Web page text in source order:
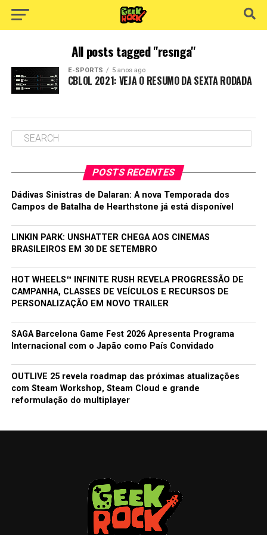
All posts tagged "resnga"
E-SPORTS 5 anos ago
CBLOL 2021: VEJA O RESUMO DA SEXTA RODADA
POSTS RECENTES
Dádivas Sinistras de Dalaran: A nova Temporada dos
Campos de Batalha de Hearthstone já está disponível
LINKIN PARK: UNSHATTER CHEGA AOS CINEMAS
BRASILEIROS EM 30 DE SETEMBRO
HOT WHEELS™ INFINITE RUSH REVELA PROGRESSÃO DE
CAMPANHA, CLASSES DE VEÍCULOS E RECURSOS DE
PERSONALIZAÇÃO EM NOVO TRAILER
SAGA Barcelona Game Fest 2026 Apresenta Programa
Internacional com o Japão como País Convidado
OUTLIVE 25 revela roadmap das próximas atualizações
com Steam Workshop, Steam Cloud e grande
reformulação do multiplayer